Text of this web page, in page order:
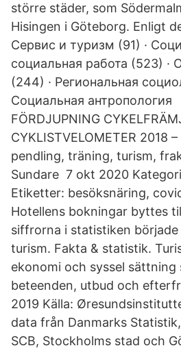
större städer, som
Hisingen i Göteborg. Enligt
Сервис и туризм (91) ·
социальная работа (523) ·
(244) · Региональная
Социальная антропология
FÖRDJUPNING
CYKLISTVELOMETER 2018 –
pendling, träning, turism,
Sundare 7 okt 2020
Etiketter: besöksnäring,
Hotellens bokningar byttes
siffrorna i statistiken
turism. Fakta & statistik.
ekonomi och syssel sättning
beteenden, utbud och
2019 Källa:
data från Danmarks
SCB, Stockholms stad och